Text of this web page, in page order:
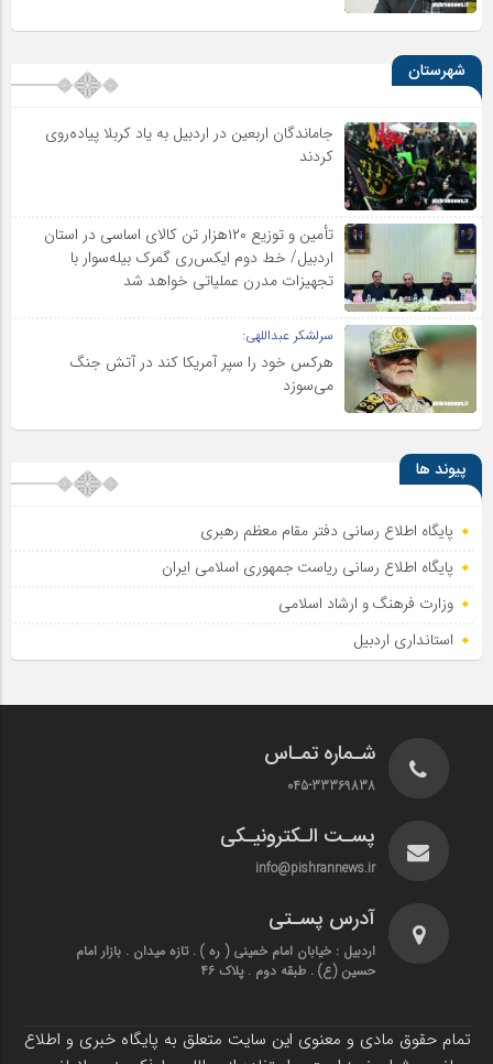
شهرستان
جاماندگان اربعین در اردبیل به یاد کربلا پیاده‌روی
کردند
تأمین و توزیع ۱۲۰هزار تن کالای اساسی در استان
اردبیل/ خط دوم ایکس‌ری گمرک بیله‌سوار با
تجهیزات مدرن عملیاتی خواهد شد
سرلشکر عبداللهی:
هرکس خود را سپر آمریکا کند در آتش جنگ
می‌سوزد
پیوند ها
پایگاه اطلاع رسانی دفتر مقام معظم رهبری
پایگاه اطلاع‌ رسانی ریاست‌ جمهوری اسلامی ایران
وزارت فرهنگ و ارشاد اسلامی
استانداری اردبیل
شـماره تمـاس
045-33369838
پسـت الـکترونیـکی
info@pishrannews.ir
آدرس پسـتی
اردبیل : خیابان امام خمینی ( ره ) . تازه میدان . بازار امام
حسین (ع) . طبقه دوم . پلاک 46
تمام حقوق مادی و معنوی این سایت متعلق به پایگاه خبری و اطلاع